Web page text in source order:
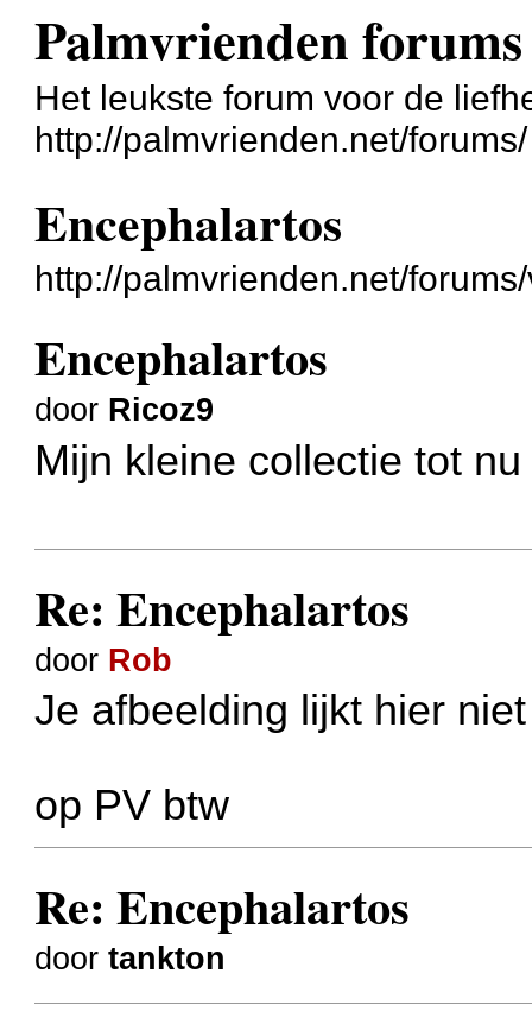
Palmvrienden forums
Het leukste forum voor de
http://palmvrienden.net/forums/
Encephalartos
http://palmvrienden.net/
Encephalartos
door Ricoz9
Mijn kleine collectie tot
Re: Encephalartos
door Rob
Je afbeelding lijkt hier
op PV btw
Re: Encephalartos
doortankton